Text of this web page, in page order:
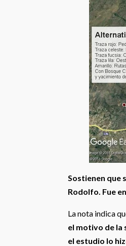
Sostienen que
Rodolfo. Fue
La nota indica
el motivo de la
el estudio lo